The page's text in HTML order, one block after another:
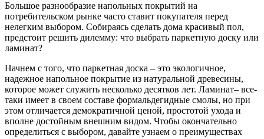
Большое разнообразие напольных покрытий на
потребительском рынке часто ставит покупателя перед
нелегким выбором. Собираясь сделать дома красивый пол,
предстоит решить дилемму: что выбрать паркетную доску или
ламинат?
Начнем с того, что паркетная доска – это экологичное,
надежное напольное покрытие из натуральной древесины,
которое может служить несколько десятков лет. Ламинат– все-
таки имеет в своем составе формальдегидные смолы, но при
этом отличается демократичной ценой, простотой ухода и
вполне достойным внешним видом. Чтобы окончательно
определиться с выбором, давайте узнаем о преимуществах